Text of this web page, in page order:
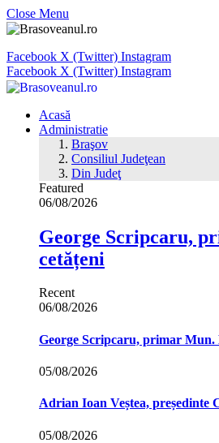
Close Menu
Facebook X (Twitter) Instagram
Facebook X (Twitter) Instagram
Acasă
Administratie
Braşov
Consiliul Judeţean
Din Judeţ
Featured
06/08/2026
George Scripcaru,
cetățeni
Recent
06/08/2026
George Scripcaru, primar Mun.
05/08/2026
Adrian Ioan Veștea, președinte
05/08/2026